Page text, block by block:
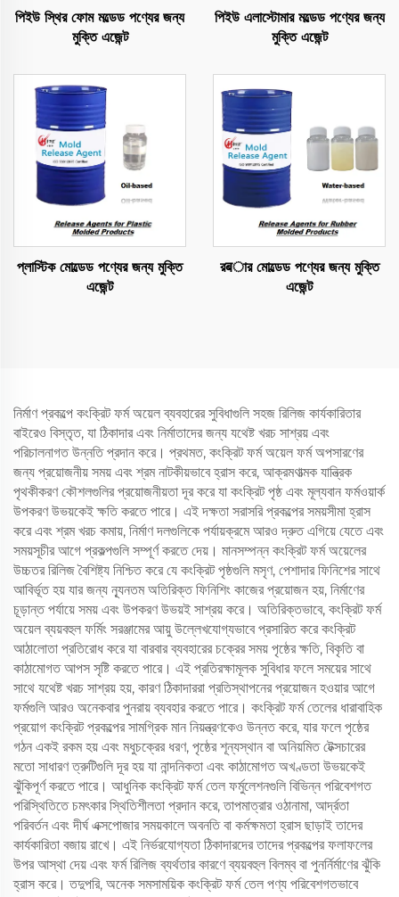
পিইউ স্থির ফোম মল্ডেড পণ্যের জন্য
মুক্তি এজেন্ট
পিইউ এলাস্টোমার মল্ডেড পণ্যের জন্য
মুক্তি এজেন্ট
প্লাস্টিক মোল্ডেড পণ্যের জন্য মুক্তি
এজেন্ট
রबার মোল্ডেড পণ্যের জন্য মুক্তি
এজেন্ট
নির্মাণ প্রকল্পে কংক্রিট ফর্ম অয়েল ব্যবহারের সুবিধাগুলি সহজ রিলিজ কার্যকারিতার
বাইরেও বিস্তৃত, যা ঠিকাদার এবং নির্মাতাদের জন্য যথেষ্ট খরচ সাশ্রয় এবং
পরিচালনাগত উন্নতি প্রদান করে। প্রথমত, কংক্রিট ফর্ম অয়েল ফর্ম অপসারণের
জন্য প্রয়োজনীয় সময় এবং শ্রম নাটকীয়ভাবে হ্রাস করে, আক্রমণাত্মক যান্ত্রিক
পৃথকীকরণ কৌশলগুলির প্রয়োজনীয়তা দূর করে যা কংক্রিট পৃষ্ঠ এবং মূল্যবান ফর্মওয়ার্ক
উপকরণ উভয়কেই ক্ষতি করতে পারে। এই দক্ষতা সরাসরি প্রকল্পের সময়সীমা হ্রাস
করে এবং শ্রম খরচ কমায়, নির্মাণ দলগুলিকে পর্যায়ক্রমে আরও দ্রুত এগিয়ে যেতে এবং
সময়সূচীর আগে প্রকল্পগুলি সম্পূর্ণ করতে দেয়। মানসম্পন্ন কংক্রিট ফর্ম অয়েলের
উচ্চতর রিলিজ বৈশিষ্ট্য নিশ্চিত করে যে কংক্রিট পৃষ্ঠগুলি মসৃণ, পেশাদার ফিনিশের সাথে
আবির্ভূত হয় যার জন্য ন্যূনতম অতিরিক্ত ফিনিশিং কাজের প্রয়োজন হয়, নির্মাণের
চূড়ান্ত পর্যায়ে সময় এবং উপকরণ উভয়ই সাশ্রয় করে। অতিরিক্তভাবে, কংক্রিট ফর্ম
অয়েল ব্যয়বহুল ফর্মিং সরঞ্জামের আয়ু উল্লেখযোগ্যভাবে প্রসারিত করে কংক্রিট
আঠালোতা প্রতিরোধ করে যা বারবার ব্যবহারের চক্রের সময় পৃষ্ঠের ক্ষতি, বিকৃতি বা
কাঠামোগত আপস সৃষ্টি করতে পারে। এই প্রতিরক্ষামূলক সুবিধার ফলে সময়ের সাথে
সাথে যথেষ্ট খরচ সাশ্রয় হয়, কারণ ঠিকাদাররা প্রতিস্থাপনের প্রয়োজন হওয়ার আগে
ফর্মগুলি আরও অনেকবার পুনরায় ব্যবহার করতে পারে। কংক্রিট ফর্ম তেলের ধারাবাহিক
প্রয়োগ কংক্রিট প্রকল্পের সামগ্রিক মান নিয়ন্ত্রণকেও উন্নত করে, যার ফলে পৃষ্ঠের
গঠন একই রকম হয় এবং মধুচক্রের ধরণ, পৃষ্ঠের শূন্যস্থান বা অনিয়মিত টেক্সচারের
মতো সাধারণ ত্রুটিগুলি দূর হয় যা নান্দনিকতা এবং কাঠামোগত অখণ্ডতা উভয়কেই
ঝুঁকিপূর্ণ করতে পারে। আধুনিক কংক্রিট ফর্ম তেল ফর্মুলেশনগুলি বিভিন্ন পরিবেশগত
পরিস্থিতিতে চমৎকার স্থিতিশীলতা প্রদান করে, তাপমাত্রার ওঠানামা, আর্দ্রতা
পরিবর্তন এবং দীর্ঘ এক্সপোজার সময়কালে অবনতি বা কর্মক্ষমতা হ্রাস ছাড়াই তাদের
কার্যকারিতা বজায় রাখে। এই নির্ভরযোগ্যতা ঠিকাদারদের তাদের প্রকল্পের ফলাফলের
উপর আস্থা দেয় এবং ফর্ম রিলিজ ব্যর্থতার কারণে ব্যয়বহুল বিলম্ব বা পুনর্নির্মাণের ঝুঁকি
হ্রাস করে। তদুপরি, অনেক সমসাময়িক কংক্রিট ফর্ম তেল পণ্য পরিবেশগতভাবে